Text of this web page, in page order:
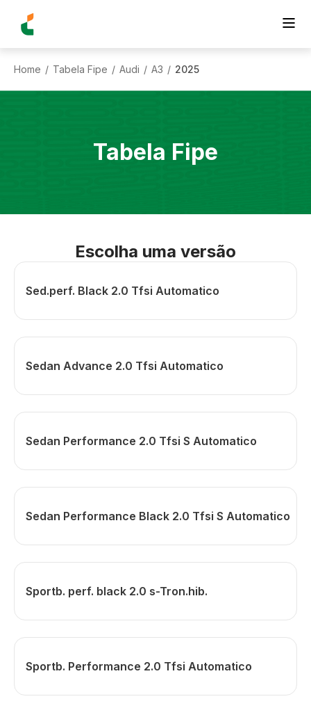
Home / Tabela Fipe / Audi / A3 / 2025
Tabela Fipe
Escolha uma versão
Sed.perf. Black 2.0 Tfsi Automatico
Sedan Advance 2.0 Tfsi Automatico
Sedan Performance 2.0 Tfsi S Automatico
Sedan Performance Black 2.0 Tfsi S Automatico
Sportb. perf. black 2.0 s-Tron.hib.
Sportb. Performance 2.0 Tfsi Automatico